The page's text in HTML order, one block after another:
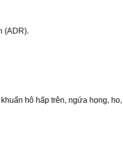
(ADR).
hô hấp trên, ngứa họng,